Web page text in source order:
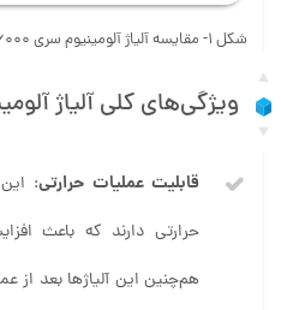
شکل 1- مقایسه آلیاژ آلومینیوم سری 6000 با سری 5000 و 7000
ویژگی‌های کلی آلیاژ
قابلیت عملیات حرارتی:
حرارتی دارند که باعث
هم‌چنین این آلیاژها بعد از